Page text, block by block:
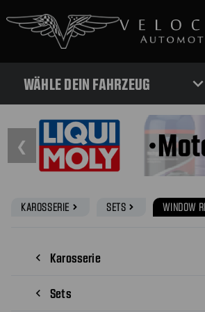
WÄHLE DEIN FAHRZEUG expand_more
❮
KAROSSERIE navigate_next SETS navigate_next WINDOW
navigate_before Karosserie
navigate_before Sets